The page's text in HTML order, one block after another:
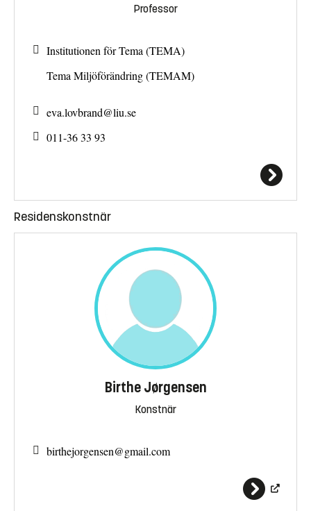
Professor
Institutionen för Tema (TEMA)
Tema Miljöförändring (TEMAM)
eva.lovbrand@liu.se
011-36 33 93
Residenskonstnär
Birthe Jørgensen
Konstnär
birthejorgensen@gmail.com